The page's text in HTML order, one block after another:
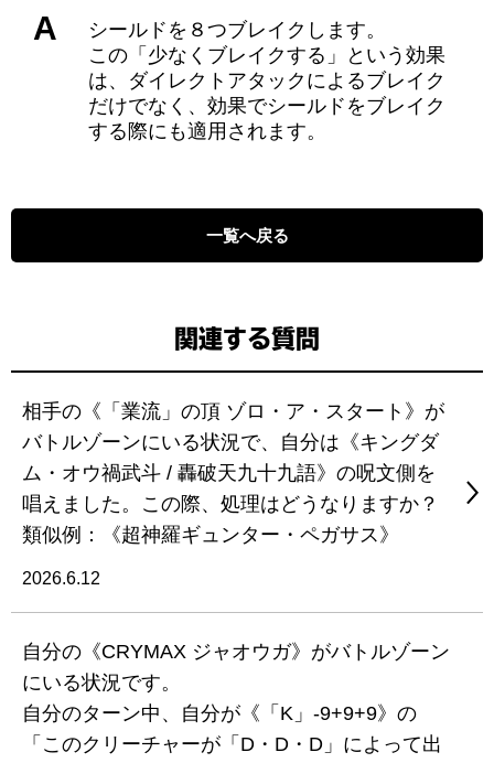
A
シールドを８つブレイクします。
この「少なくブレイクする」という効果
は、ダイレクトアタックによるブレイク
だけでなく、効果でシールドをブレイク
する際にも適用されます。
一覧へ戻る
関連する質問
相手の《「業流」の頂 ゾロ・ア・スタート》が
バトルゾーンにいる状況で、自分は《キングダ
ム・オウ禍武斗 / 轟破天九十九語》の呪文側を
唱えました。この際、処理はどうなりますか？
類似例：《超神羅ギュンター・ペガサス》
2026.6.12
自分の《CRYMAX ジャオウガ》がバトルゾーン
にいる状況です。
自分のターン中、自分が《「K」-9+9+9》の
「このクリーチャーが「D・D・D」によって出